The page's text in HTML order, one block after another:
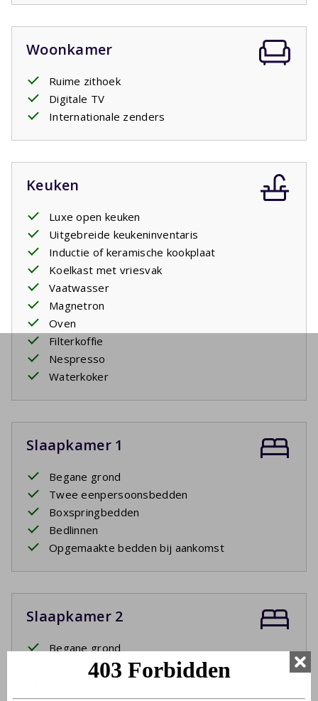
overzichtspagina van alle huizen van dit park.
Woonkamer
Ruime zithoek
Digitale TV
Internationale zenders
Keuken
Luxe open keuken
Uitgebreide keukeninventaris
Inductie of keramische kookplaat
Koelkast met vriesvak
Vaatwasser
Magnetron
Oven
Filterkoffie
Nespresso
Waterkoker
Slaapkamer 1
Begane grond
Twee eenpersoonsbedden
Boxspringbedden
Bedlinnen
Opgemaakte bedden bij aankomst
Slaapkamer 2
Begane grond
Twee eenpersoonsbedden